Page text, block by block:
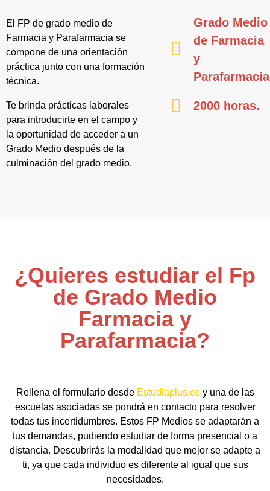
El FP de grado medio de
Farmacia y Parafarmacia se
compone de una orientación
práctica junto con una formación
técnica.
Te brinda prácticas laborales
para introducirte en el campo y
la oportunidad de acceder a un
Grado Medio después de la
culminación del grado medio.
Grado Medio
de Farmacia
y
Parafarmacia
2000 horas.
¿Quieres estudiar el Fp
de Grado Medio
Farmacia y
Parafarmacia?
Rellena el formulario desde Estudiaplus.esy una de las
escuelas asociadas se pondrá en contacto para resolver
todas tus incertidumbres. Estos FP Medios se adaptarán a
tus demandas, pudiendo estudiar de forma presencial o a
distancia. Descubrirás la modalidad que mejor se adapte a
ti, ya que cada individuo es diferente al igual que sus
necesidades.